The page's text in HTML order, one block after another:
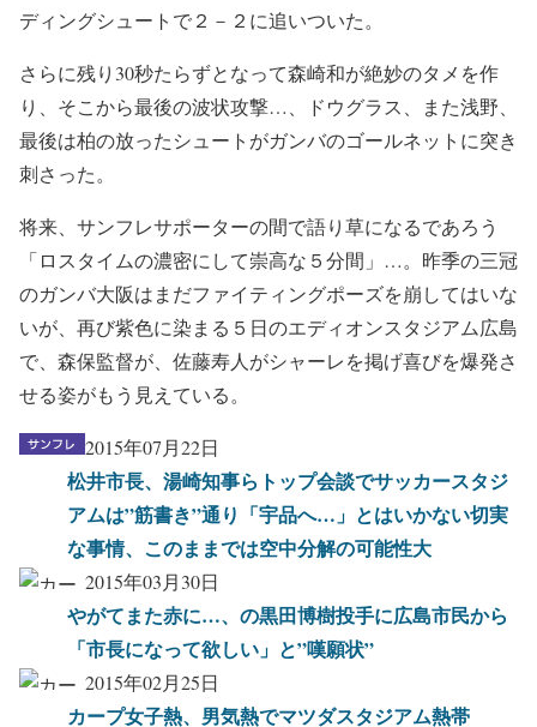
ディングシュートで２－２に追いついた。
さらに残り30秒たらずとなって森崎和が絶妙のタメを作
り、そこから最後の波状攻撃…、ドウグラス、また浅野、
最後は柏の放ったシュートがガンバのゴールネットに突き
刺さった。
将来、サンフレサポーターの間で語り草になるであろう
「ロスタイムの濃密にして崇高な５分間」…。昨季の三冠
のガンバ大阪はまだファイティングポーズを崩してはいな
いが、再び紫色に染まる５日のエディオンスタジアム広島
で、森保監督が、佐藤寿人がシャーレを掲げ喜びを爆発さ
せる姿がもう見えている。
2015年07月22日
松井市長、湯崎知事らトップ会談でサッカースタジ
アムは”筋書き”通り「宇品へ…」とはいかない切実
な事情、このままでは空中分解の可能性大
2015年03月30日
やがてまた赤に…、の黒田博樹投手に広島市民から
「市長になって欲しい」と”嘆願状”
2015年02月25日
カープ女子熱、男気熱でマツダスタジアム熱帯